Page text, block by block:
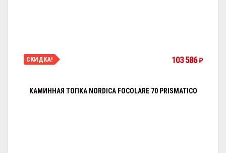
СКИДКА! 103 586 ₽
КАМИННАЯ ТОПКА NORDICA FOCOLARE 70 PRISMATICO